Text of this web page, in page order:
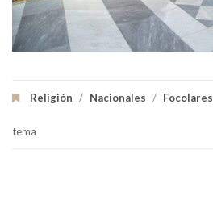
Religión / Nacionales / Focolares
tema